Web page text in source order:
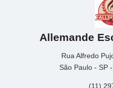
Allemande
Rua Alfredo
São Paulo - SP
(11)